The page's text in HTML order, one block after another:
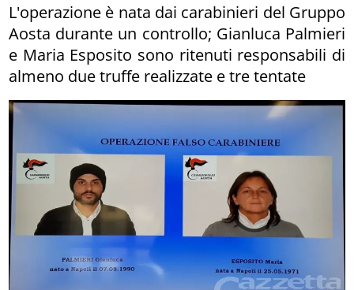
L'operazione è nata dai carabinieri del Gruppo
Aosta durante un controllo; Gianluca Palmieri
e Maria Esposito sono ritenuti responsabili di
almeno due truffe realizzate e tre tentate